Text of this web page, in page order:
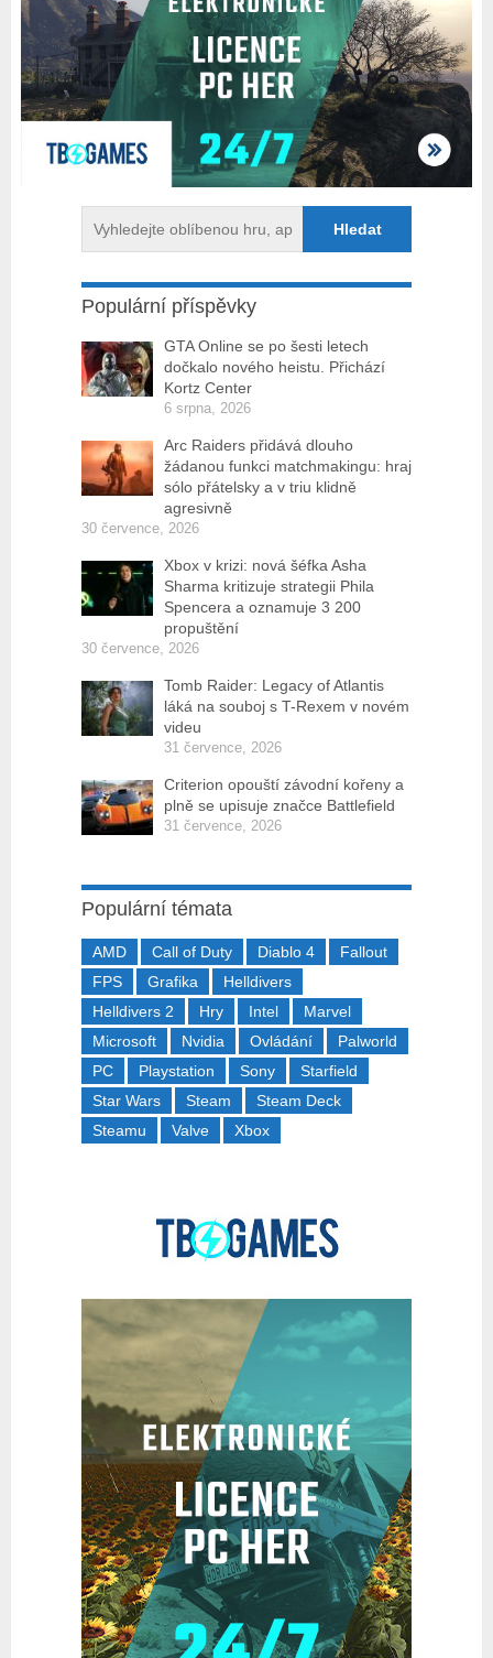
Populární příspěvky
GTA Online se po šesti letech
dočkalo nového heistu. Přichází
Kortz Center
6 srpna, 2026
Arc Raiders přidává dlouho
žádanou funkci matchmakingu: hraj
sólo přátelsky a v triu klidně
agresivně
30 července, 2026
Xbox v krizi: nová šéfka Asha
Sharma kritizuje strategii Phila
Spencera a oznamuje 3 200
propuštění
30 července, 2026
Tomb Raider: Legacy of Atlantis
láká na souboj s T-Rexem v novém
videu
31 července, 2026
Criterion opouští závodní kořeny a
plně se upisuje značce Battlefield
31 července, 2026
Populární témata
AMD Call of Duty Diablo 4
Fallout
FPS
Grafika
Helldivers
Helldivers 2
Hry Intel
Marvel
Microsoft
Nvidia Ovládání
Palworld
PC
Playstation Sony
Starfield
Star Wars
Steam
Steam Deck
Steamu
Valve Xbox